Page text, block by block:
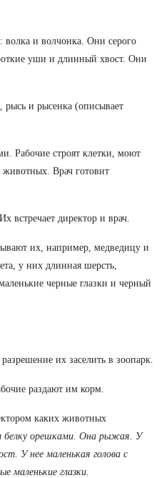
и волчонка. Они серого
уши и длинный хвост. Они
и рысенка (описывает
Рабочие строят клетки, моют
животных. Врач готовит
директор и врач.
их, например, медведицу и
у них длинная шерсть,
черные глазки и черный
их заселить в зоопарк.
раздают им корм.
каких животных
белку орешками. Она рыжая. У
У нее маленькая голова с
маленькие глазки.